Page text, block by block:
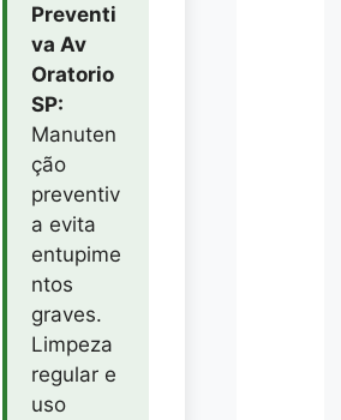
Preventi
va Av
Oratorio
SP:
Manuten
ção
preventiv
a evita
entupime
ntos
graves.
Limpeza
regular e
uso